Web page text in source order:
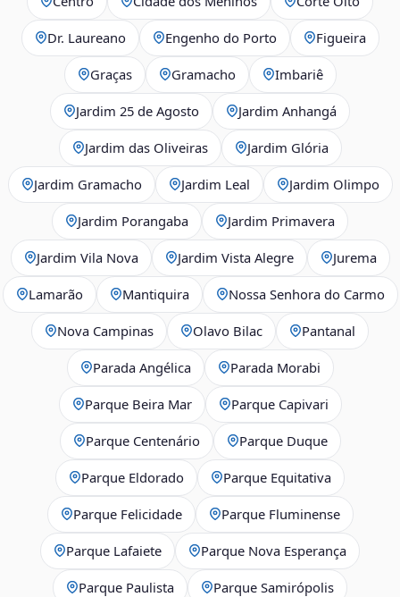
Dr. Laureano Engenho do Porto Figueira
Graças Gramacho Imbariê
Jardim 25 de Agosto Jardim Anhangá
Jardim das Oliveiras Jardim Glória
Jardim Gramacho Jardim Leal Jardim Olimpo
Jardim Porangaba Jardim Primavera
Jardim Vila Nova Jardim Vista Alegre Jurema
Lamarão Mantiquira Nossa Senhora do Carmo
Nova Campinas Olavo Bilac Pantanal
Parada Angélica Parada Morabi
Parque Beira Mar Parque Capivari
Parque Centenário Parque Duque
Parque Eldorado Parque Equitativa
Parque Felicidade Parque Fluminense
Parque Lafaiete Parque Nova Esperança
Parque Paulista Parque Samirópolis